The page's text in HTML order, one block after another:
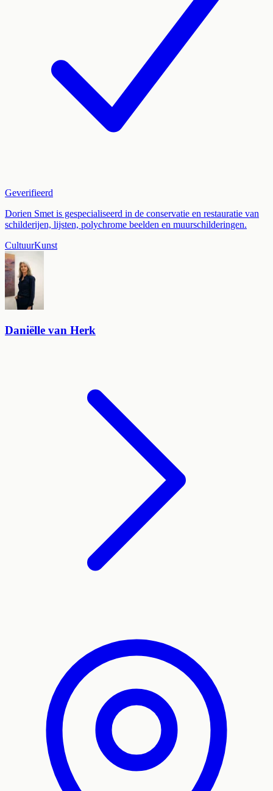
Geverifieerd
Dorien Smet is gespecialiseerd in de conservatie en restauratie van
schilderijen, lijsten, polychrome beelden en muurschilderingen.
CultuurKunst
Daniëlle van Herk